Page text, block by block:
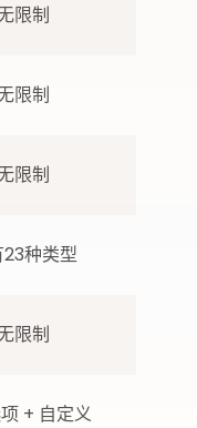
限制
限制
限制
种类型
限制
+ 自定义